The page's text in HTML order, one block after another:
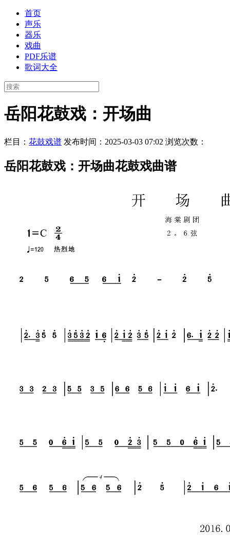
首页
声乐
器乐
戏曲
PDF乐谱
歌词大全
岳阳花鼓戏：开场曲
栏目： 花鼓戏谱 发布时间：2025-03-03 07:02 浏览次数：
岳阳花鼓戏：开场曲花鼓戏曲谱